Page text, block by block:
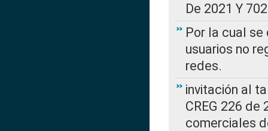
De 2021 Y
Por la cual
usuarios no
redes.
invitación al
CREG 226
comerciales